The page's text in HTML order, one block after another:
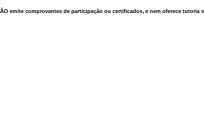
emite comprovantes de participação ou certificados, e nem oferece